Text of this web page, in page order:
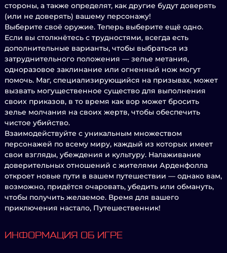
стороны, а также определят, как другие будут доверять
(или не доверять) вашему персонажу!
Выберите своё оружие. Теперь выберите ещё одно.
Если вы столкнётесь с трудностями, всегда есть
дополнительные варианты, чтобы выбраться из
затруднительного положения — зелье метания,
одноразовое заклинание или огненный нож могут
помочь. Маг, специализирующийся на призывах, может
вызвать могущественное существо для выполнения
своих приказов, в то время как вор может бросить
зелье молчания на своих жертв, чтобы обеспечить
чистое убийство.
Взаимодействуйте с уникальным множеством
персонажей по всему миру, каждый из которых имеет
свои взгляды, убеждения и культуру. Налаживание
доверительных отношений с жителями Арденфолла
откроет новые пути в вашем путешествии — однако вам,
возможно, придётся очаровать, убедить или обмануть,
чтобы получить желаемое. Время для вашего
приключения настало, Путешественник!
ИНФОРМАЦИЯ ОБ ИГРЕ